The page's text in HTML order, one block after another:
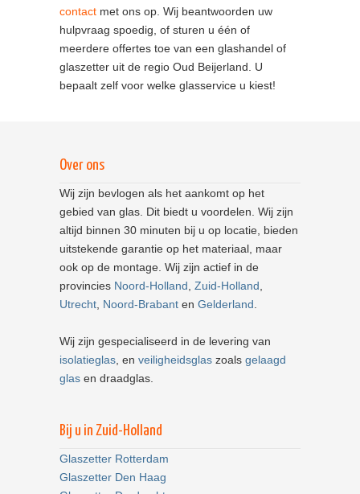
contact met ons op. Wij beantwoorden uw
hulpvraag spoedig, of sturen u één of
meerdere offertes toe van een glashandel of
glaszetter uit de regio Oud Beijerland. U
bepaalt zelf voor welke glasservice u kiest!
Over ons
Wij zijn bevlogen als het aankomt op het
gebied van glas. Dit biedt u voordelen. Wij zijn
altijd binnen 30 minuten bij u op locatie, bieden
uitstekende garantie op het materiaal, maar
ook op de montage. Wij zijn actief in de
provincies Noord-Holland Zuid-Holland
Utrecht Noord-Brabant en Gelderland
Wij zijn gespecialiseerd in de levering van
isolatieglas , en veiligheidsglas zoals gelaagd
glas en draadglas.
Bij u in Zuid-Holland
Glaszetter Rotterdam
Glaszetter Den Haag